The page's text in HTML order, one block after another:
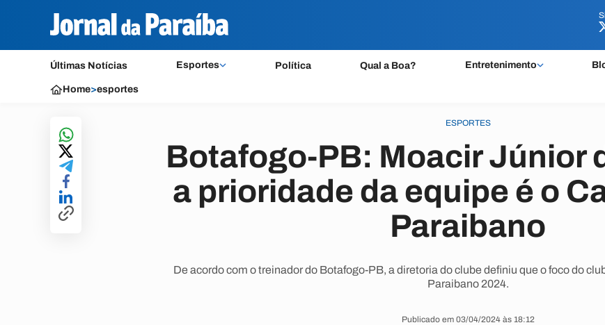
Últimas Notícias Esportes Política Qual a Boa? Entretenimento
Home>esportes
ESPORTES
Botafogo-PB: Moacir Júnior
a prioridade da equipe é o
Paraibano
De acordo com o treinador do Botafogo-PB, a diretoria do clube definiu que o foco do
Paraibano 2024.
Publicado em 03/04/2024 às 18:12